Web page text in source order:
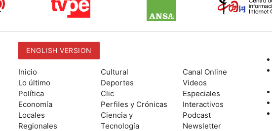
ENGLISH VERSION
Inicio
Lo último
Política
Economía
Locales
Regionales
Cultural
Deportes
Clic
Perfiles y Crónicas
Ciencia y
Tecnología
Canal Online
Videos
Especiales
Interactivos
Podcast
Newsletter